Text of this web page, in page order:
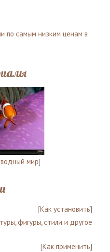
по самым низким ценам в
мир]
[Как установить]
фигуры, стили и другое
[Как применить]